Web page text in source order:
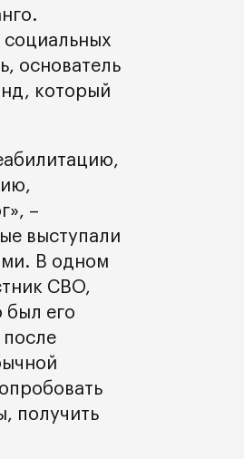
социальных
основатель
который
–
выступали
В одном
СВО,
был его
получить